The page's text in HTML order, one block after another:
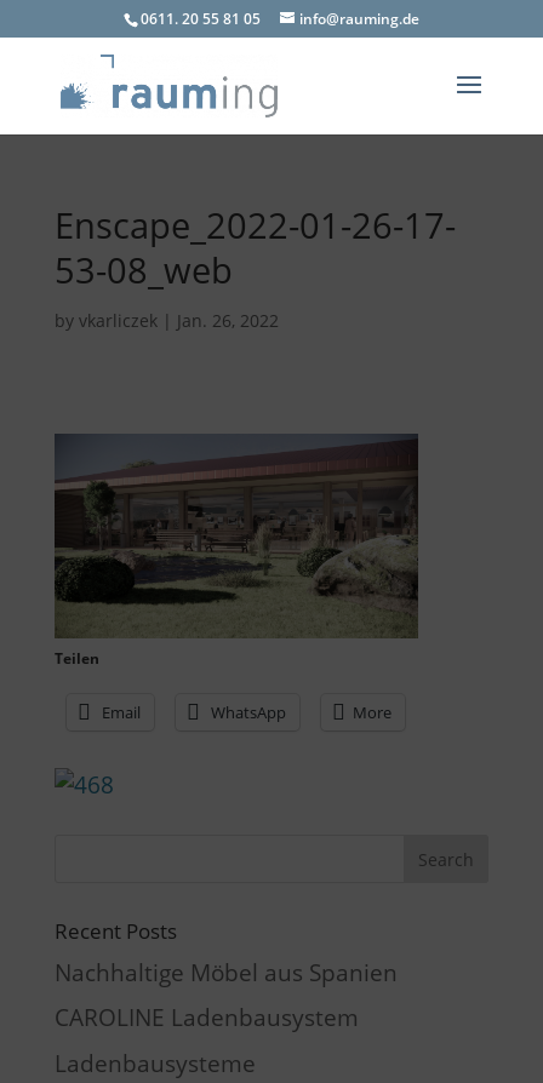
0611. 20 55 81 05 info@rauming.de
Enscape_2022-01-26-17-
53-08_web
by vkarliczek| Jan. 26, 2022
Teilen
Email WhatsApp More
Recent Posts
Nachhaltige Möbel aus Spanien
CAROLINE Ladenbausystem
Ladenbausysteme